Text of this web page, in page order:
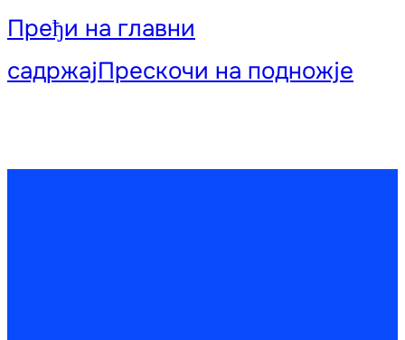
Пређи на главни
садржајПрескочи на подножје